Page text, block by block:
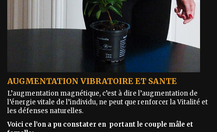
AUGMENTATION VIBRATOIRE ET SANTE
L’augmentation magnétique, c’est à dire l’augmentation de
l’énergie vitale de l’individu, ne peut que renforcer la Vitalité et
les défenses naturelles.
Voici ce l’on a pu constater en portant le couple mâle et